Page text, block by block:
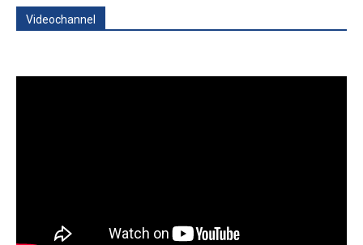
Videochannel